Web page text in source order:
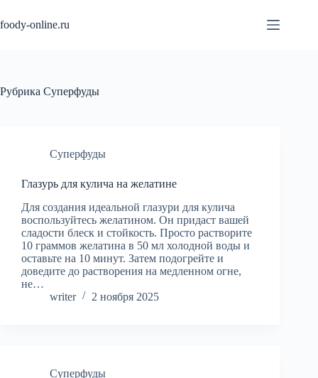
к
сути
foody-online.ru
Рубрика Суперфуды
Суперфуды
Глазурь для кулича на желатине
Для создания идеальной глазури для кулича
воспользуйтесь желатином. Он придаст вашей
сладости блеск и стойкость. Просто растворите
10 граммов желатина в 50 мл холодной воды и
оставьте на 10 минут. Затем подогрейте и
доведите до растворения на медленном огне,
не…
writer
2 ноября 2025
Суперфуды